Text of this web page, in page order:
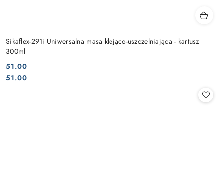
Sikaflex-291i Uniwersalna masa klejąco-uszczelniająca - kartusz
300ml
Cena:
51.00
Cena:
51.00